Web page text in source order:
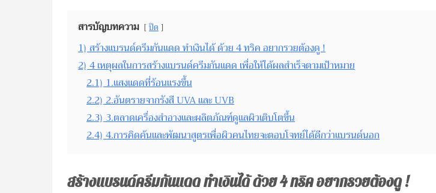
สารบัญบทความ ปิด
1) สร้างแบรนด์ครีมกันแดด ทำเงินได้ ด้วย 4 ทริค อยากรวยต้องดู !
2) 4 เหตุผลในการสร้างแบรนด์ครีมกันแดด เพื่อให้ได้ผลสำเร็จตามเป้าหมาย
2.1) 1.แสงแดดที่ร้อนแรงขึ้น
2.2) 2.อันตรายจากรังสี UVA และ UVB
2.3) 3.ตลาดเครื่องสำอางและผลิตภัณฑ์ดูแลผิวเติบโตขึ้น
2.4) 4.การคิดค้นและพัฒนาสูตรเพื่อผิวคนไทยจะตอบโจทย์ได้ดีกว่าแบรนด์นอก
สร้างแบรนด์ครีมกันแดด ทำเงินได้ ด้วย 4 ทริค อยากรวยต้องดู !